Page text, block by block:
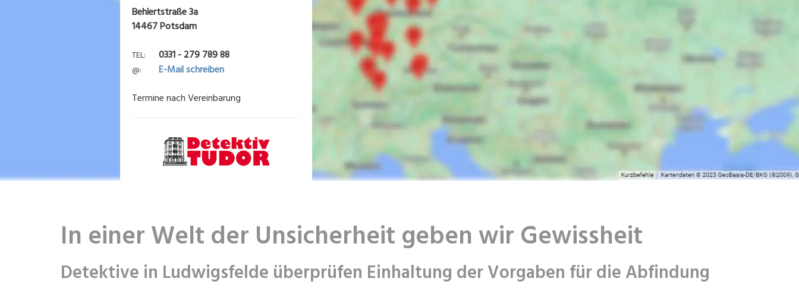
Behlertstraße 3a
14467 Potsdam
TEL 0331 - 279 789 88
@
E-Mail schreiben
Termine nach Vereinbarung
In einer Welt der Unsicherheit geben wir Gewissheit
Detektive in Ludwigsfelde überprüfen Einhaltung der Vorgaben für die Abfindung